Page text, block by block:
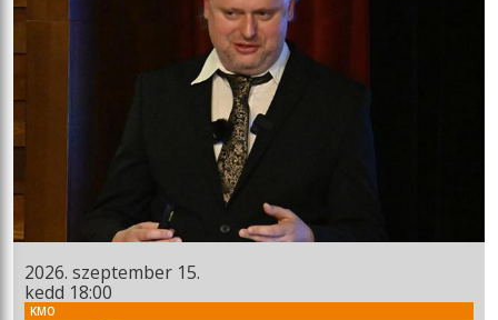
2026. szeptember 15.
kedd 18:00
KMO